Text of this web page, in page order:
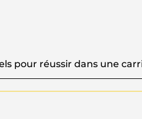
pour réussir dans une